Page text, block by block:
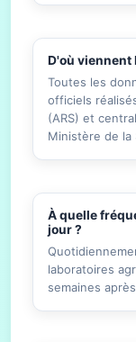
D'où viennent
Toutes les
officiels
(ARS) et
Ministère de la
À quelle
jour ?
laboratoires
semaines